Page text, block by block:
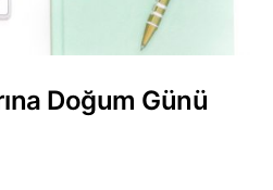
Doğum Günü